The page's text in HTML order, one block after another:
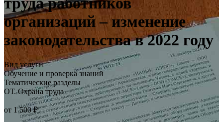
организаций – изменение
законодательства в 2022 году
Вид услуги
Обучение и проверка знаний
Тематические разделы
ОТ. Охрана труда
от 1 500 ₽